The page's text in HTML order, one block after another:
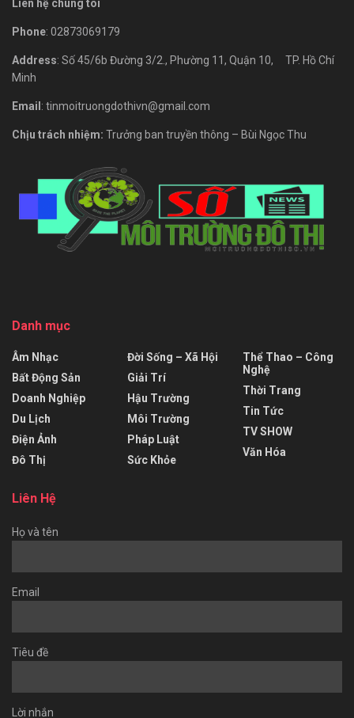
Liên hệ chúng tôi
Phone: 02873069179
Address: Số 45/6b Đường 3/2., Phường 11, Quận 10, TP. Hồ Chí
Minh
Email : tinmoitruongdothivn@gmail.com
Chịu trách nhiệm: Trưởng ban truyền thông – Bùi Ngọc Thu
Danh mục
Âm Nhạc
Bất Động Sản
Doanh Nghiệp
Du Lịch
Điện Ảnh
Đô Thị
Đời Sống – Xã Hội
Giải Trí
Hậu Trường
Môi Trường
Pháp Luật
Sức Khỏe
Thể Thao – Công
Nghệ
Thời Trang
Tin Tức
TV SHOW
Văn Hóa
Liên Hệ
Họ và tên
Email
Tiêu đề
Lời nhắn